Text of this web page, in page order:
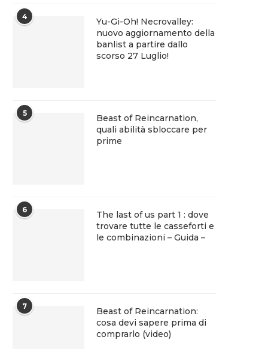
4
Yu-Gi-Oh! Necrovalley:
nuovo aggiornamento della
banlist a partire dallo
scorso 27 Luglio!
5
Beast of Reincarnation,
quali abilità sbloccare per
prime
6
The last of us part 1 : dove
trovare tutte le casseforti e
le combinazioni – Guida –
7
Beast of Reincarnation:
cosa devi sapere prima di
comprarlo (video)